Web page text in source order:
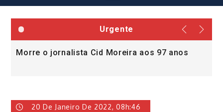
Urgente
Morre o jornalista Cid Moreira aos 97 anos
20 De Janeiro De 2022, 08h:46